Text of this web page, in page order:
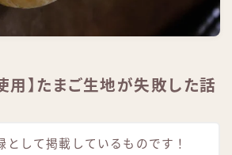
用】たまご生地が失敗した話
として掲載しているものです！